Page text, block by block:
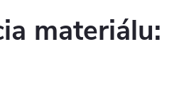
materiálu: